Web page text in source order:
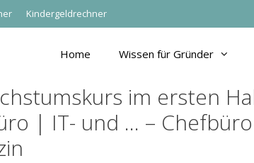
Kindergeldrechner
Home Wissen für Gründer
im ersten
| IT- und … –